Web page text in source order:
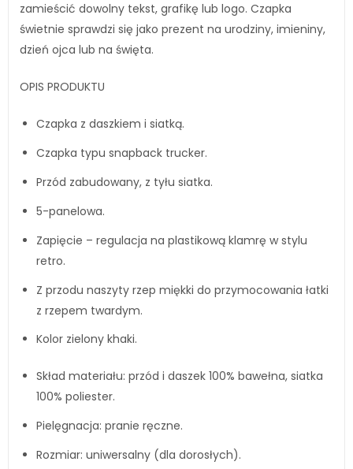
zamieścić dowolny tekst, grafikę lub logo. Czapka
świetnie sprawdzi się jako prezent na urodziny, imieniny,
dzień ojca lub na święta.
OPIS PRODUKTU
Czapka z daszkiem i siatką.
Czapka typu snapback trucker.
Przód zabudowany, z tyłu siatka.
5-panelowa.
Zapięcie – regulacja na plastikową klamrę w stylu
retro.
Z przodu naszyty rzep miękki do przymocowania łatki
z rzepem twardym.
Kolor zielony khaki.
Skład materiału: przód i daszek 100% bawełna, siatka
100% poliester.
Pielęgnacja: pranie ręczne.
Rozmiar: uniwersalny (dla dorosłych).